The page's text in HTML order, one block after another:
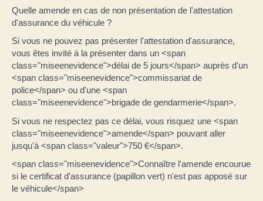
Quelle amende en cas de non présentation de l'attestation
d'assurance du véhicule ?
Si vous ne pouvez pas présenter l'attestation d'assurance,
vous êtes invité à la présenter dans un <span
class="miseenevidence">délai de 5 jours</span> auprès d'un
<span class="miseenevidence">commissariat de
police</span> ou d'une <span
class="miseenevidence">brigade de gendarmerie</span>.
Si vous ne respectez pas ce délai, vous risquez une <span
class="miseenevidence">amende</span> pouvant aller
jusqu'à <span class="valeur">750 €</span>.
<span class="miseenevidence">Connaître l'amende encourue
si le certificat d'assurance (papillon vert) n'est pas apposé sur
le véhicule</span>